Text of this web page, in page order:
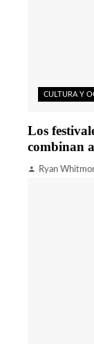
CULTURA Y
Los
combinan
Ryan